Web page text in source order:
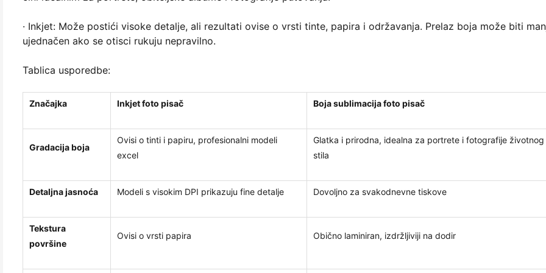
· Inkjet: Može postići visoke detalje, ali rezultati ovise o vrsti tinte, papira i održavanja. Prelaz boja može biti
ujednačen ako se otisci rukuju nepravilno.
Tablica usporedbe:
Značajka Inkjet foto pisač Boja sublimacija foto pisač
Gradacija boja
Ovisi o tinti i papiru, profesionalni modeli
excel
Glatka i prirodna, idealna za portrete i fotografije životnog
stila
Detaljna jasnoća Modeli s visokim DPI prikazuju fine detalje Dovoljno za svakodnevne tiskove
Tekstura
površine
Ovisi o vrsti papira Obično laminiran, izdržljiviji na dodir